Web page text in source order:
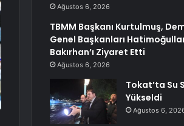
Ağustos 6, 2026
TBMM Başkanı Kurtulmuş,
Genel Başkanları
Bakırhan’ı Ziyaret Etti
Ağustos 6, 2026
Tokat’ta Su
Yükseldi
Ağustos 6,